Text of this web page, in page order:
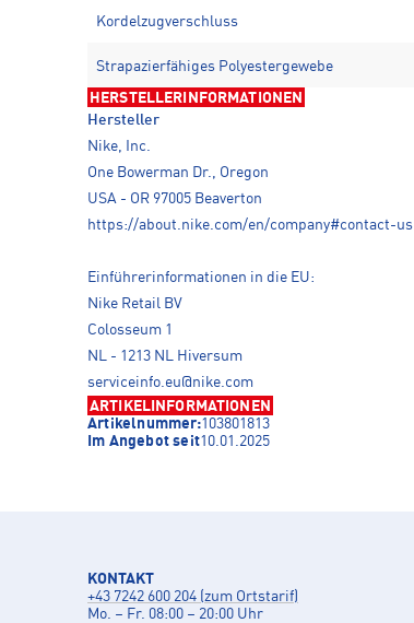
Kordelzugverschluss
Strapazierfähiges Polyestergewebe
HERSTELLERINFORMATIONEN
Hersteller
Nike, Inc.
One Bowerman Dr., Oregon
USA - OR 97005 Beaverton
https://about.nike.com/en/company#contact-us
Einführerinformationen in die EU:
Nike Retail BV
Colosseum 1
NL - 1213 NL Hiversum
serviceinfo.eu@nike.com
ARTIKELINFORMATIONEN
Artikelnummer:103801813
Im Angebot seit10.01.2025
KONTAKT
+43 7242 600 204 (zum Ortstarif)
Mo. – Fr. 08:00 – 20:00 Uhr